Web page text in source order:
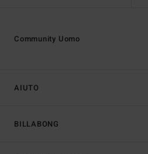
AIUTO
BILLABONG
Community Uomo